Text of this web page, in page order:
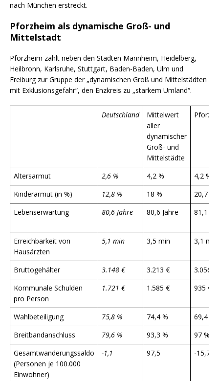
nach München erstreckt.
Pforzheim als dynamische Groß- und
Mittelstadt
Pforzheim zählt neben den Städten Mannheim, Heidelberg,
Heilbronn, Karlsruhe, Stuttgart, Baden-Baden, Ulm und
Freiburg zur Gruppe der „dynamischen Groß und Mittelstädten
mit Exklusionsgefahr“, den Enzkreis zu „starkem Umland“.
Deutschland
Mittelwert
aller
dynamischer
Groß- und
Mittelstädte
Altersarmut 2,6 % 4,2 %
4,2 %
Kinderarmut (in %)
12,8 % 18 %
20,7 %
Lebenserwartung
80,6 Jahre 80,6 Jahre 81,1
Erreichbarkeit von
Hausärzten
5,1 min 3,5 min 3,1 min
Bruttogehälter 3.148 € 3.213 €
3.056 €
Kommunale Schulden
pro Person
1.721 € 1.585 € 935 €
Wahlbeteiligung 75,8 % 74,4 %
69,4 %
Breitbandanschluss
79,6 % 93,3 %
97 %
Gesamtwanderungssaldo
(Personen je 100.000
Einwohner)
-1,1 97,5 -15,7